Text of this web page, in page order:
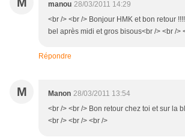
manou 28/03/2011 14:29
<br /> <br /> Bonjour HMK et bon retour
bel après midi et gros bisous<br /> <br />
Répondre
M Manon 28/03/2011 13:54
<br /> <br /> Bon retour chez toi et sur la
<br /> <br /> <br />